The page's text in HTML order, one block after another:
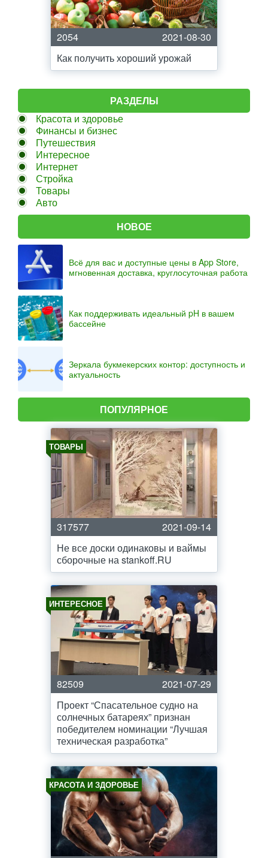
2054
2021-08-30
Как получить хороший урожай
РАЗДЕЛЫ
Красота и здоровье
Финансы и бизнес
Путешествия
Интересное
Интернет
Стройка
Товары
Авто
НОВОЕ
Всё для вас и доступные цены в App Store,
мгновенная доставка, круглосуточная работа
Как поддерживать идеальный pH в вашем
бассейне
Зеркала букмекерских контор: доступность и
актуальность
ПОПУЛЯРНОЕ
ТОВАРЫ
317577
2021-09-14
Не все доски одинаковы и ваймы
сборочные на stankoff.RU
ИНТЕРЕСНОЕ
82509
2021-07-29
Проект “Спасательное судно на
солнечных батареях” признан
победителем номинации “Лучшая
техническая разработка”
КРАСОТА И ЗДОРОВЬЕ